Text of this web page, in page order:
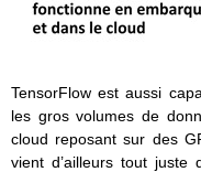
TensorFlow est aussi
les gros volumes de
cloud reposant sur des
vient d’ailleurs tout juste